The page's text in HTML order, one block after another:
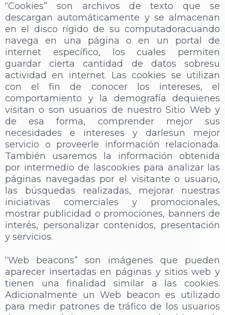
“Cookies” son archivos de texto que se
descargan automáticamente y se almacenan
en el disco rígido de su computadoracuando
navega en una página o en un portal de
internet específico, los cuales permiten
guardar cierta cantidad de datos sobresu
actividad en internet. Las cookies se utilizan
con el fin de conocer los intereses, el
comportamiento y la demografía dequienes
visitan o son usuarios de nuestro Sitio Web y
de esa forma, comprender mejor sus
necesidades e intereses y darlesun mejor
servicio o proveerle información relacionada.
También usaremos la información obtenida
por intermedio de lascookies para analizar las
páginas navegadas por el visitante o usuario,
las búsquedas realizadas, mejorar nuestras
iniciativas comerciales y promocionales,
mostrar publicidad o promociones, banners de
interés, personalizar contenidos, presentación
y servicios.
“Web beacons” son imágenes que pueden
aparecer insertadas en páginas y sitios web y
tienen una finalidad similar a las cookies.
Adicionalmente un Web beacon es utilizado
para medir patrones de tráfico de los usuarios